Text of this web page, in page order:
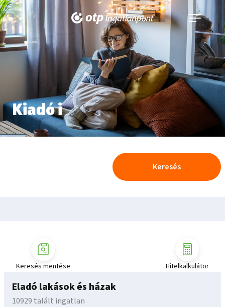
Navigáció
kinyitása
Kiadó i
Keresés
Eladó lakások és házak
10929 talált ingatlan
Keresés mentése Hitelkalkulátor